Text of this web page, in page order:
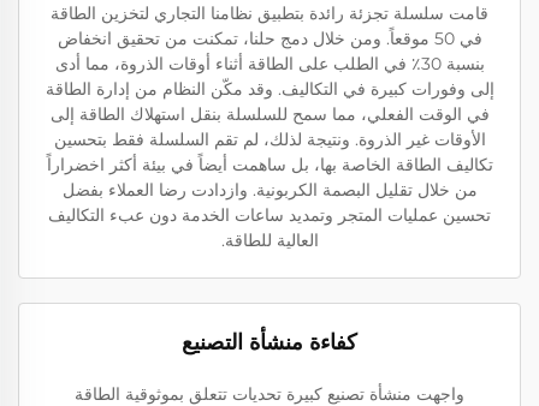
قامت سلسلة تجزئة رائدة بتطبيق نظامنا التجاري لتخزين الطاقة
في 50 موقعاً. ومن خلال دمج حلنا، تمكنت من تحقيق انخفاض
بنسبة 30٪ في الطلب على الطاقة أثناء أوقات الذروة، مما أدى
إلى وفورات كبيرة في التكاليف. وقد مكّن النظام من إدارة الطاقة
في الوقت الفعلي، مما سمح للسلسلة بنقل استهلاك الطاقة إلى
الأوقات غير الذروة. ونتيجة لذلك، لم تقم السلسلة فقط بتحسين
تكاليف الطاقة الخاصة بها، بل ساهمت أيضاً في بيئة أكثر اخضراراً
من خلال تقليل البصمة الكربونية. وازدادت رضا العملاء بفضل
تحسين عمليات المتجر وتمديد ساعات الخدمة دون عبء التكاليف
العالية للطاقة.
كفاءة منشأة التصنيع
واجهت منشأة تصنيع كبيرة تحديات تتعلق بموثوقية الطاقة